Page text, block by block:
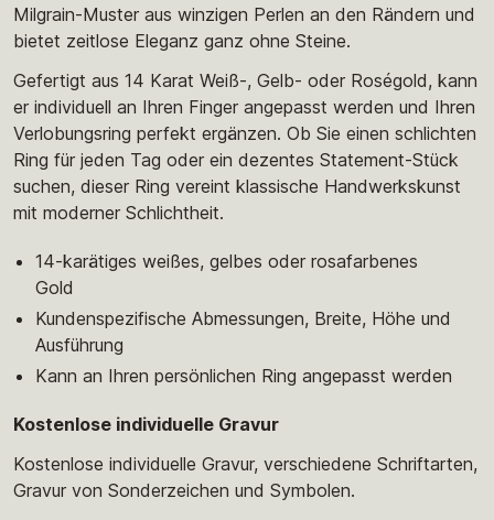
Milgrain-Muster aus winzigen Perlen an den Rändern und
bietet zeitlose Eleganz ganz ohne Steine.
Gefertigt aus 14 Karat Weiß-, Gelb- oder Roségold, kann
er individuell an Ihren Finger angepasst werden und Ihren
Verlobungsring perfekt ergänzen. Ob Sie einen schlichten
Ring für jeden Tag oder ein dezentes Statement-Stück
suchen, dieser Ring vereint klassische Handwerkskunst
mit moderner Schlichtheit.
14-karätiges weißes, gelbes oder rosafarbenes
Gold
Kundenspezifische Abmessungen, Breite, Höhe und
Ausführung
Kann an Ihren persönlichen Ring angepasst werden
Kostenlose individuelle Gravur
Kostenlose individuelle Gravur, verschiedene Schriftarten,
Gravur von Sonderzeichen und Symbolen.